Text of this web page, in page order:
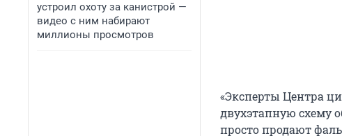
устроил охоту за канистрой —
видео с ним набирают
миллионы просмотров
«Эксперты Центра
двухэтапную схему
просто продают